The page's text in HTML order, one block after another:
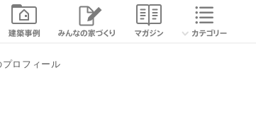
続きを読む
ロフィール